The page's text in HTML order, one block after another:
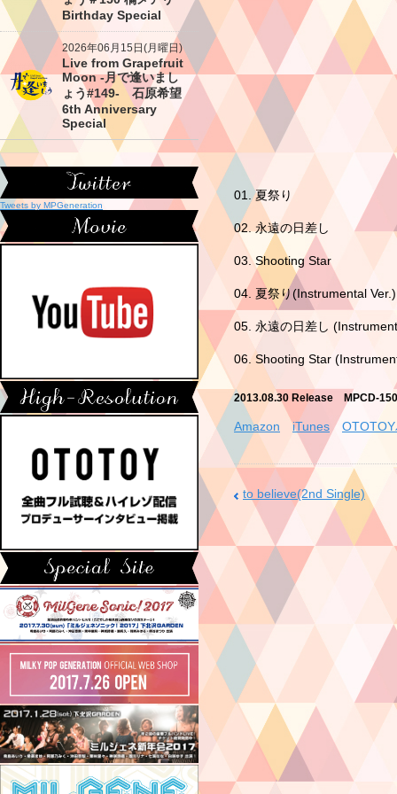
01. 夏祭り
02. 永遠の日差し
03. Shooting Star
04. 夏祭り(Instrumental Ver.)
05. 永遠の日差し
06. Shooting Star
2013.08.30 Release MPCD-
Amazon iTunes
to believe(2nd Single)
Birthday Special
2026年06月15日(月曜日)
Live from Grapefruit
Moon -月で逢いまし
ょう#149- 石原希望
6th Anniversary
Special
Tweets by MPGeneration